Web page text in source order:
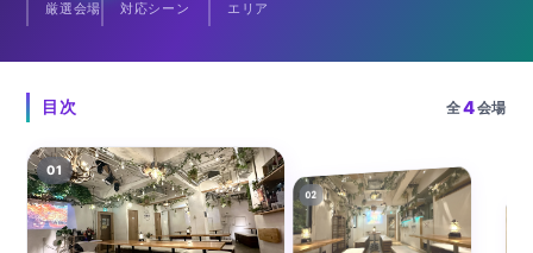
厳選会場 対応シーン エリア
目次 全4会場
01
02